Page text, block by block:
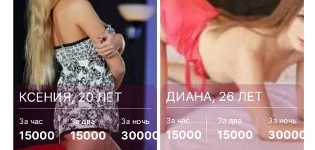
КСЕНИЯ, 20 ЛЕТ
За час
15000
За два
15000
За ночь
30000
ДИАНА, 26 ЛЕТ
За час
15000
За два
15000
За ночь
30000